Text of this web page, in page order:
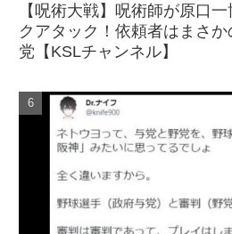
【呪術大戦】呪術師が原口
クアタック！依頼者はまさ
党【KSLチャンネル】